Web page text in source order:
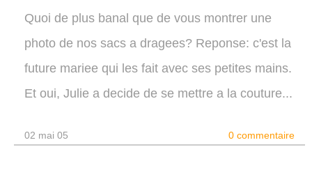
Quoi de plus banal que de vous montrer une
photo de nos sacs a dragees? Reponse: c'est la
future mariee qui les fait avec ses petites mains.
Et oui, Julie a decide de se mettre a la couture...
02 mai 05 0 commentaire